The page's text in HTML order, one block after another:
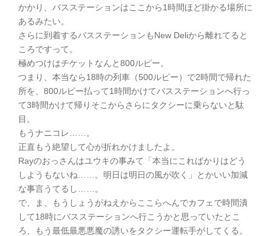
かかり、バスステーションはここから1時間ほど掛かる場所に
あるみたい。
さらに到着するバスステーションもNew Deliから離れてると
ころですって。
極めつけはチケットなんと800ルピー。
つまり、本当なら18時の列車（500ルピー）で2時間で帰れた
所を、800ルピー払って1時間かけてバスステーションへ行っ
て3時間かけて帰りそこからさらにタクシーに乗らないと駄
目。
もうナニコレ……。
正直もう絶望して心が折れかけましたよ。
Rayのおっさんはユウキの事みて「本当にこればかりはどう
しようもないね……。明日は明日の風が吹く」とかいい加減
な事言うてるし……。
で、ま、もうしょうがねえからここらへんでカフェで時間潰
して18時にバスステーションへ行こうかと思っていたとこ
ろ、もう最低最悪悪魔の誘いをタクシー運転手がしてくる。